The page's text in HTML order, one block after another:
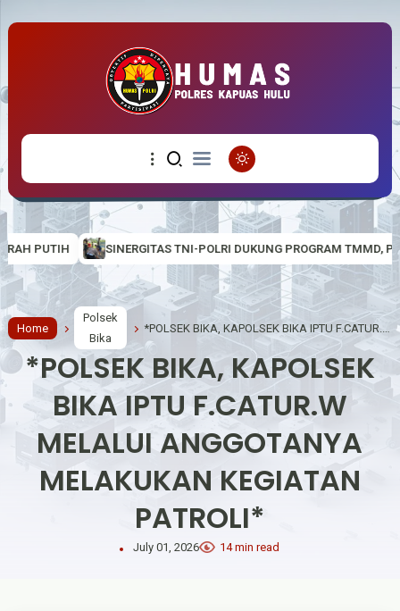
TNI-POLRI DUKUNG PROGRAM TMMD, PERSONEL POLSEK EMBALOH
Home
Polsek
Bika
*POLSEK BIKA, KAPOLSEK
BIKA IPTU F.CATUR.W
MELALUI ANGGOTANYA
MELAKUKAN KEGIATAN
PATROLI*
July 01, 2026 14 min read